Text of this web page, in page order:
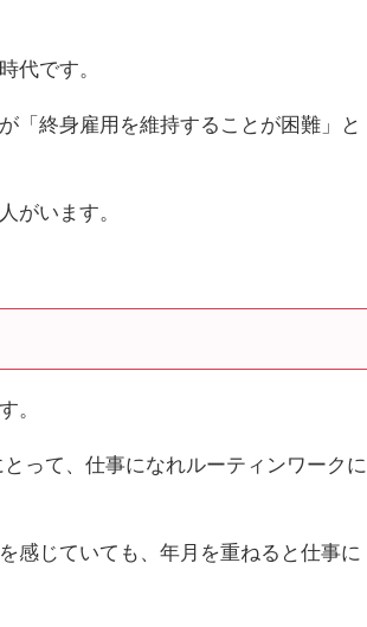
代です。
「終身雇用を維持することが困難」と
がいます。
。
って、仕事になれルーティンワークに
感じていても、年月を重ねると仕事に